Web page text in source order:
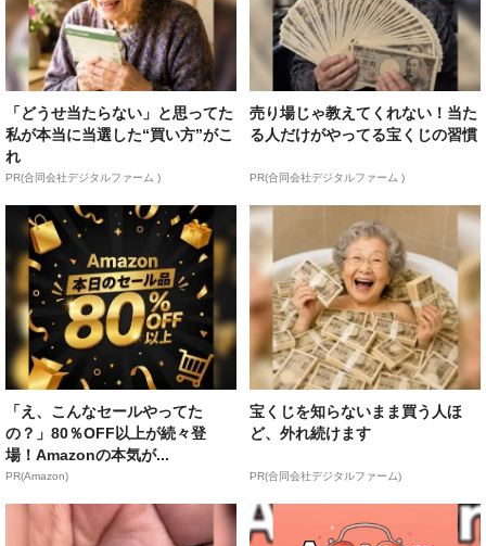
「どうせ当たらない」と思ってた
私が本当に当選した“買い方”がこ
れ
PR(合同会社デジタルファーム )
売り場じゃ教えてくれない！当た
る人だけがやってる宝くじの習慣
PR(合同会社デジタルファーム )
「え、こんなセールやってた
の？」80％OFF以上が続々登
場！Amazonの本気が...
PR(Amazon)
宝くじを知らないまま買う人ほ
ど、外れ続けます
PR(合同会社デジタルファーム)